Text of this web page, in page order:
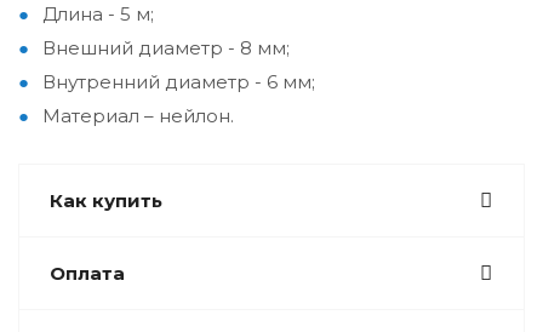
Длина - 5 м;
Внешний диаметр - 8 мм;
Внутренний диаметр - 6 мм;
Материал – нейлон.
Как купить
Оплата